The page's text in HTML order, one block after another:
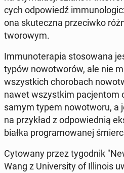
cych od­po­wiedź
ona sku­tecz­na prze­ciw­ko
two­ro­wym.
Im­mu­no­te­ra­pia sto­so­wa­na
typów no­wo­two­rów, ale nie
wszyst­kich cho­ro­bach
nawet wszyst­kim pa­cjen­tom
samym typem no­wo­two­ru, a
na przy­kład z od­po­wied­nią
białka pro­gra­mo­wa­nej
Cy­to­wa­ny przez ty­go­dnik
Wang z Uni­ver­si­ty of Il­li­no­is